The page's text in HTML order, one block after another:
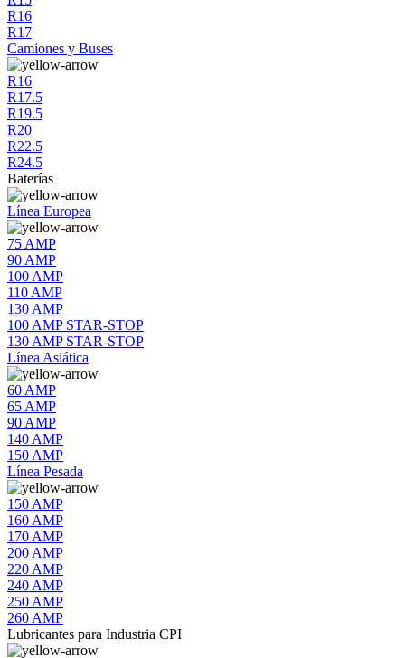
R16
R17
Camiones y Buses
R16
R17.5
R19.5
R20
R22.5
R24.5
Baterías
Línea Europea
75 AMP
90 AMP
100 AMP
110 AMP
130 AMP
100 AMP STAR-STOP
130 AMP STAR-STOP
Línea Asiática
60 AMP
65 AMP
90 AMP
140 AMP
150 AMP
Línea Pesada
150 AMP
160 AMP
170 AMP
200 AMP
220 AMP
240 AMP
250 AMP
260 AMP
Lubricantes para Industria CPI